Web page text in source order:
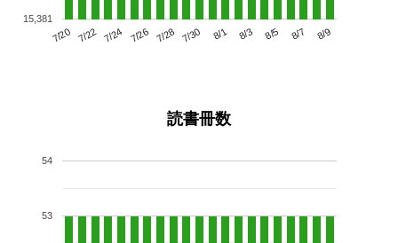
7/20 7/22 7/24 7/26 7/28 7/30 8/1 8/3 8/5 8/7 8/9
15,381
読書冊数
53
54